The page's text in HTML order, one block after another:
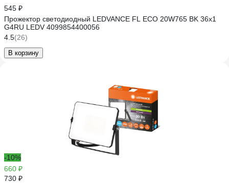
545 ₽
Прожектор светодиодный LEDVANCE FL ECO 20W765 BK 36x1
G4RU LEDV 4099854400056
4.5(26)
В корзину
-10%
660 ₽
730 ₽